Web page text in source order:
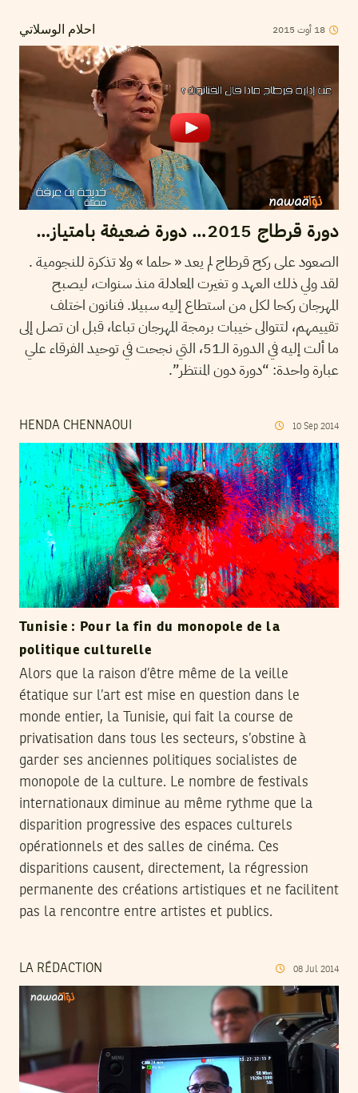
احلام الوسلاتي 18 أوت 2015
دورة قرطاج 2015… دورة ضعيفة بامتياز…
الصعود على ركح قرطاج لم يعد « حلما » ولا تذكرة للنجومية .
لقد ولي ذلك العهد و تغيرت المعادلة منذ سنوات، ليصبح
المهرجان ركحا لكل من استطاع إليه سبيلا. فنانون اختلف
تقييمهم، لتتوالى خيبات برمجة المهرجان تباعا، قبل ان تصل إلى
ما ألت إليه في الدورة الـ51، التي نجحت في توحيد الفرقاء علي
عبارة واحدة: “دورة دون المنتظر”.
HENDA CHENNAOUI 10 Sep 2014
Tunisie : Pour la fin du monopole de la
politique culturelle
Alors que la raison d’être même de la veille
étatique sur l’art est mise en question dans le
monde entier, la Tunisie, qui fait la course de
privatisation dans tous les secteurs, s’obstine à
garder ses anciennes politiques socialistes de
monopole de la culture. Le nombre de festivals
internationaux diminue au même rythme que la
disparition progressive des espaces culturels
opérationnels et des salles de cinéma. Ces
disparitions causent, directement, la régression
permanente des créations artistiques et ne facilitent
pas la rencontre entre artistes et publics.
LA RÉDACTION 08 Jul 2014